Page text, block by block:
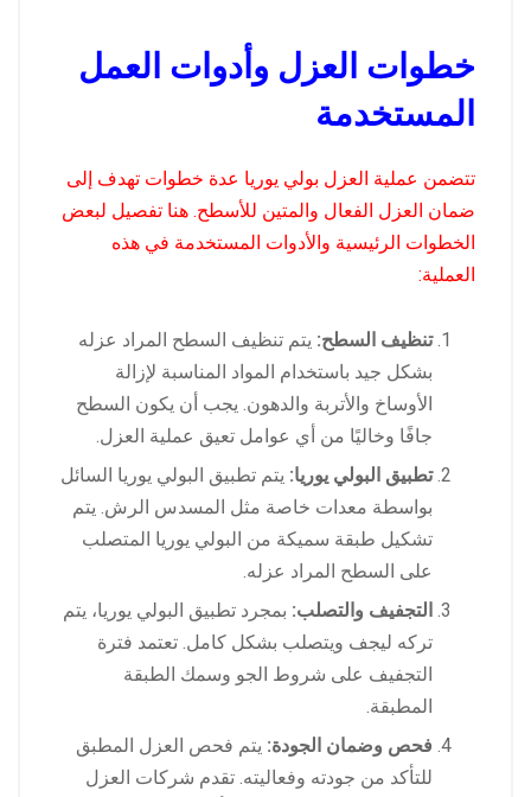
خطوات العزل وأدوات العمل
المستخدمة
تتضمن عملية العزل بولي يوريا عدة خطوات تهدف إلى
ضمان العزل الفعال والمتين للأسطح. هنا تفصيل لبعض
الخطوات الرئيسية والأدوات المستخدمة في هذه
العملية:
تنظيف السطح: يتم تنظيف السطح المراد عزله
بشكل جيد باستخدام المواد المناسبة لإزالة
الأوساخ والأتربة والدهون. يجب أن يكون السطح
جافًا وخاليًا من أي عوامل تعيق عملية العزل.
تطبيق البولي يوريا: يتم تطبيق البولي يوريا السائل
بواسطة معدات خاصة مثل المسدس الرش. يتم
تشكيل طبقة سميكة من البولي يوريا المتصلب
على السطح المراد عزله.
التجفيف والتصلب: بمجرد تطبيق البولي يوريا، يتم
تركه ليجف ويتصلب بشكل كامل. تعتمد فترة
التجفيف على شروط الجو وسمك الطبقة
المطبقة.
فحص وضمان الجودة: يتم فحص العزل المطبق
للتأكد من جودته وفعاليته. تقدم شركات العزل